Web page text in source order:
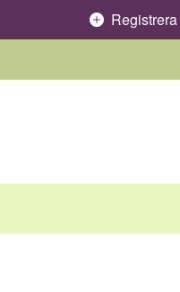
Registrera